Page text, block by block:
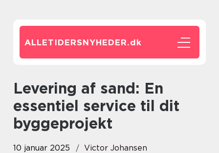
ALLETIDERSNYHEDER.dk
Levering af sand: En
essentiel service til dit
byggeprojekt
10 januar 2025
Victor Johansen